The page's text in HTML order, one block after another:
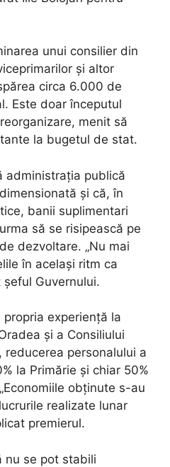
unui consilier din
și altor
circa 6.000 de
Este doar începutul
menit să
la bugetul de stat.
administrația publică
și că, în
banii suplimentari
să se risipească pe
dezvoltare. „Nu mai
în același ritm ca
șeful Guvernului.
experiență la
și a Consiliului
reducerea personalului a
la Primărie și chiar 50%
obținute s-au
realizate lunar
premierul.
nu se pot stabili